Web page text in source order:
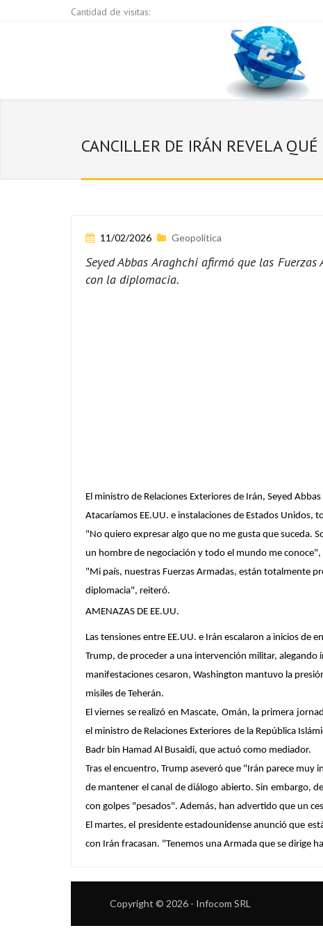
Cantidad de visitas:
CANCILLER DE IRÁN REVELA
11/02/2026 Geopolítica
Seyed Abbas Araghchi afirmó que las
con la diplomacia.
El ministro de Relaciones Exteriores de Irán, Seyed
Atacaríamos EE.UU. e instalaciones de Estados Unidos,
"No quiero expresar algo que no me gusta que suceda.
un hombre de negociación y todo el mundo me conoce",
"Mi país, nuestras Fuerzas Armadas, están totalmente
diplomacia", reiteró.
AMENAZAS DE EE.UU.
Las tensiones entre EE.UU. e Irán escalaron a inicios de
Trump, de proceder a una intervención militar,
manifestaciones cesaron, Washington mantuvo la
misiles de Teherán.
El viernes se realizó en Mascate, Omán, la primera
el ministro de Relaciones Exteriores de la República
Badr bin Hamad Al Busaidi, que actuó como mediador.
Tras el encuentro, Trump aseveró que "Irán parece
de mantener el canal de diálogo abierto. Sin embargo,
con golpes "pesados". Además, han advertido que un
El martes, el presidente estadounidense anunció que
con Irán fracasan. "Tenemos una Armada que se dirige
Copyright © 2026 - Infocom SRL